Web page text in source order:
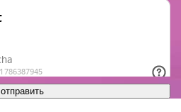
отправить